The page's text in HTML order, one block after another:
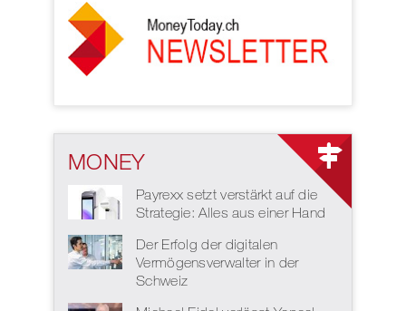
MONEY
Payrexx setzt verstärkt auf die
Strategie: Alles aus einer Hand
Der Erfolg der digitalen
Vermögensverwalter in der
Schweiz